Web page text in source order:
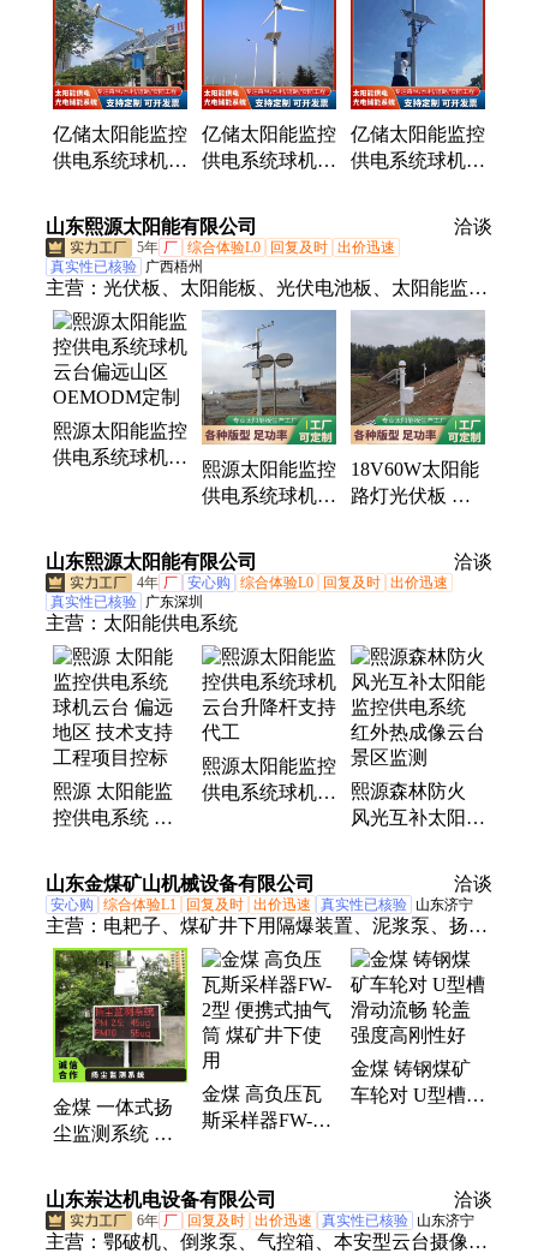
亿储太阳能监控
供电系统球机云
代工
亿储太阳能监控
供电系统球机云
代工
亿储太阳能监控
供电系统球机云
山东熙源太阳能有限公司 洽谈
5年 厂 综合体验L0 回复及时 出价迅速
真实性已核验 广西梧州
主营： 光伏板、太阳能板、光伏电池板、太阳能监控
供电系统、太阳能电池板
熙源太阳能监控
供电系统球机云
熙源太阳能监控
供电系统球机云
持
18V60W太阳能
路灯光伏板 熙
云台监控供电系
统
山东熙源太阳能有限公司 洽谈
4年 厂 安心购 综合体验L0 回复及时 出价迅速
真实性已核验 广东深圳
主营： 太阳能供电系统
熙源 太阳能监
控供电系统 球
区 技术支持 工
程项目控标
熙源太阳能监控
供电系统球机云
熙源森林防火
风光互补太阳能
红外热成像云台
景区监测
山东金煤矿山机械设备有限公司 洽谈
安心购 综合体验L1 回复及时 出价迅速 真实性已核验 山东济宁
主营： 电耙子、煤矿井下用隔爆装置、泥浆泵、扬尘
监测系统、密闭门、全液压钻机、高倍数泡沫灭火装
置、洒水降尘装置、阻化泵、阻燃调节风窗、检力
器、流量计、氧气呼吸器、乳化液泵、钻机配件、矿
用电缆、破拆工具、矿用电池、旧枕木、风筒、氧气
充填泵、风机、避难硐室、无压风门、氢氧化钙检验
仪器、多参数检测仪
金煤 一体式扬
尘监测系统 实
云台传输单元监
控软件
金煤 高负压瓦
斯采样器FW-2
用
金煤 铸钢煤矿
车轮对 U型槽滑
山东岽达机电设备有限公司 洽谈
6年 厂 回复及时 出价迅速 真实性已核验 山东济宁
主营： 鄂破机、倒浆泵、气控箱、本安型云台摄像